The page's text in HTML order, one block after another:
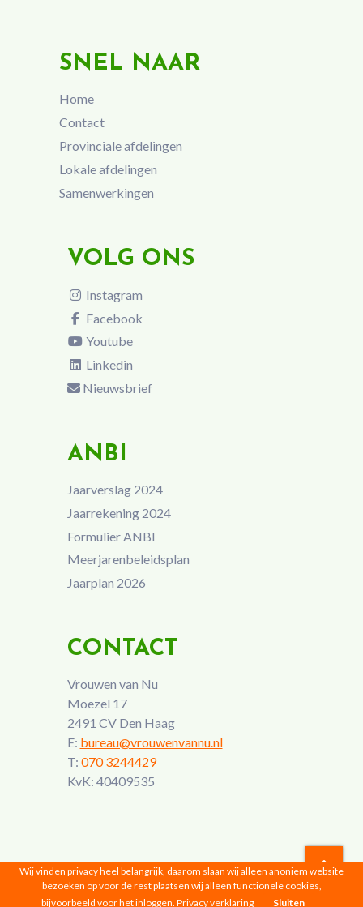
SNEL NAAR
Home
Contact
Provinciale afdelingen
Lokale afdelingen
Samenwerkingen
VOLG ONS
Instagram
Facebook
Youtube
Linkedin
Nieuwsbrief
ANBI
Jaarverslag 2024
Jaarrekening 2024
Formulier ANBI
Meerjarenbeleidsplan
Jaarplan 2026
CONTACT
Vrouwen van Nu
Moezel 17
2491 CV Den Haag
E: bureau@vrouwenvannu.nl
T: 070 3244429
KvK: 40409535
Vrouwen van Nu © 2026 |Privacyverklaring
Wij vinden privacy heel belangrijk, daarom slaan wij alleen anoniem website
bezoeken op voor de rest plaatsen wij alleen functionele cookies,
bijvoorbeeld voor het inloggen. Privacy verklaring Sluiten